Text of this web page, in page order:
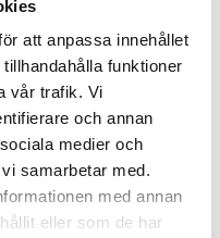
att anpassa innehållet
funktioner
vår trafik. Vi
och annan
medier och
samarbetar med.
med annan
eller som de har
varför använda en
arbetar tillsammans med
skapa den mest naturliga
partiklar
i ansiktshyn för
döljer hudens naturliga